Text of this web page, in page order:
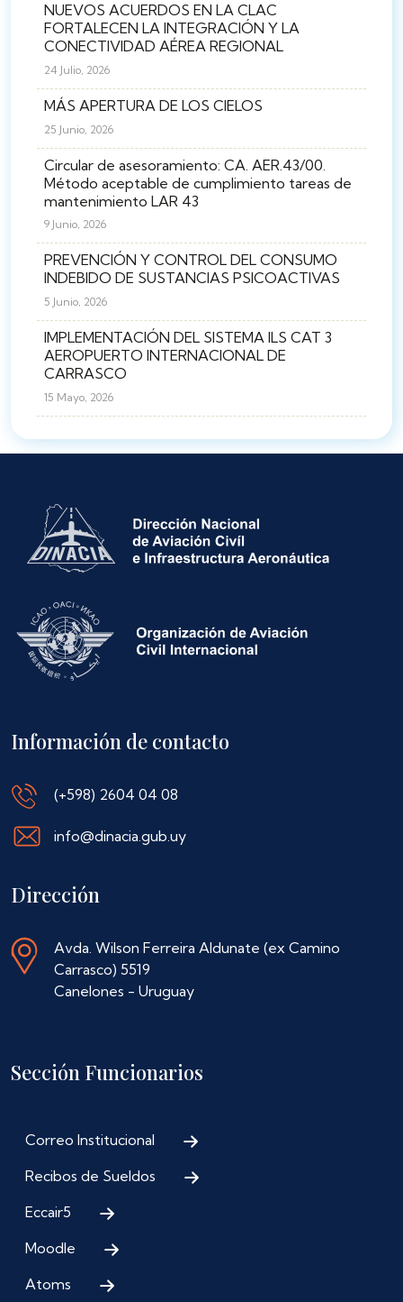
NUEVOS ACUERDOS EN LA CLAC
FORTALECEN LA INTEGRACIÓN Y LA
CONECTIVIDAD AÉREA REGIONAL
24 Julio, 2026
MÁS APERTURA DE LOS CIELOS
25 Junio, 2026
Circular de asesoramiento: CA. AER.43/00.
Método aceptable de cumplimiento tareas de
mantenimiento LAR 43
9 Junio, 2026
PREVENCIÓN Y CONTROL DEL CONSUMO
INDEBIDO DE SUSTANCIAS PSICOACTIVAS
5 Junio, 2026
IMPLEMENTACIÓN DEL SISTEMA ILS CAT 3
AEROPUERTO INTERNACIONAL DE
CARRASCO
15 Mayo, 2026
Información de contacto
(+598) 2604 04 08
info@dinacia.gub.uy
Dirección
Avda. Wilson Ferreira Aldunate (ex Camino
Carrasco) 5519
Canelones - Uruguay
Sección Funcionarios
Correo Institucional
Recibos de Sueldos
Eccair5
Moodle
Atoms